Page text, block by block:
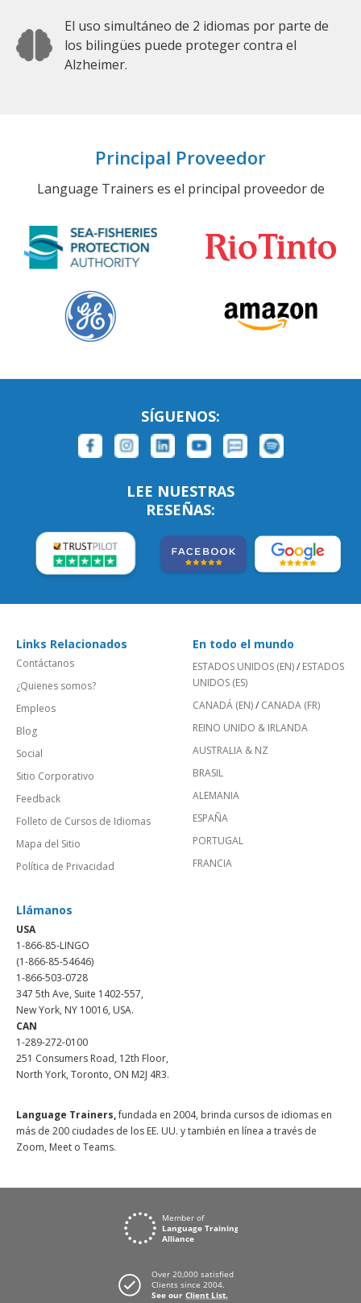
El uso simultáneo de 2 idiomas por parte de
los bilingües puede proteger contra el
Alzheimer.
Principal Proveedor
Language Trainers es el principal proveedor de
SÍGUENOS:
LEE NUESTRAS
RESEÑAS:
Links Relacionados
Contáctanos
¿Quienes somos?
Empleos
Blog
Social
Sitio Corporativo
Feedback
Folleto de Cursos de Idiomas
Mapa del Sitio
Política de Privacidad
En todo el mundo
ESTADOS UNIDOS (EN)/ ESTADOS
UNIDOS (ES)
CANADÁ (EN)/ CANADA (FR)
REINO UNIDO & IRLANDA
AUSTRALIA & NZ
BRASIL
ALEMANIA
ESPAÑA
PORTUGAL
FRANCIA
Llámanos
USA
1-866-85-LINGO
(1-866-85-54646)
1-866-503-0728
347 5th Ave, Suite 1402-557,
New York, NY 10016, USA.
CAN
1-289-272-0100
251 Consumers Road, 12th Floor,
North York, Toronto, ON M2J 4R3.
Language Trainers,fundada en 2004, brinda cursos de idiomas en
más de 200 ciudades de los EE. UU. y también en línea a través de
Zoom, Meet o Teams.